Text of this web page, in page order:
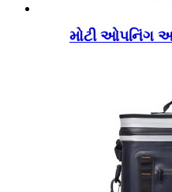
મોટી ઓપનિંગ